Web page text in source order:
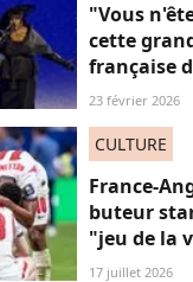
"Vous
cette
française
23 février 2026
CULTURE
France-
buteur
"jeu de la
décrypte
17 juillet 2026